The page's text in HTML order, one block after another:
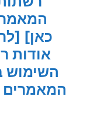
כאן]
אודות
השימוש
המאמרים